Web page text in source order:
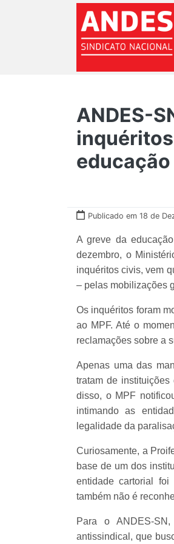
ANDES-
Publicado em 18 de
A greve da
dezembro, o
inquéritos civis, vem
– pelas mobilizações
Os inquéritos foram
ao MPF. Até o
reclamações sobre a
Apenas uma das
tratam de
disso, o MPF
intimando as
legalidade da
Curiosamente, a
base de um dos
entidade cartorial
também não é
Para o ANDES-
antissindical, que